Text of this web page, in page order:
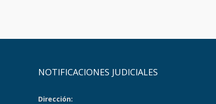
NOTIFICACIONES JUDICIALES
Dirección: